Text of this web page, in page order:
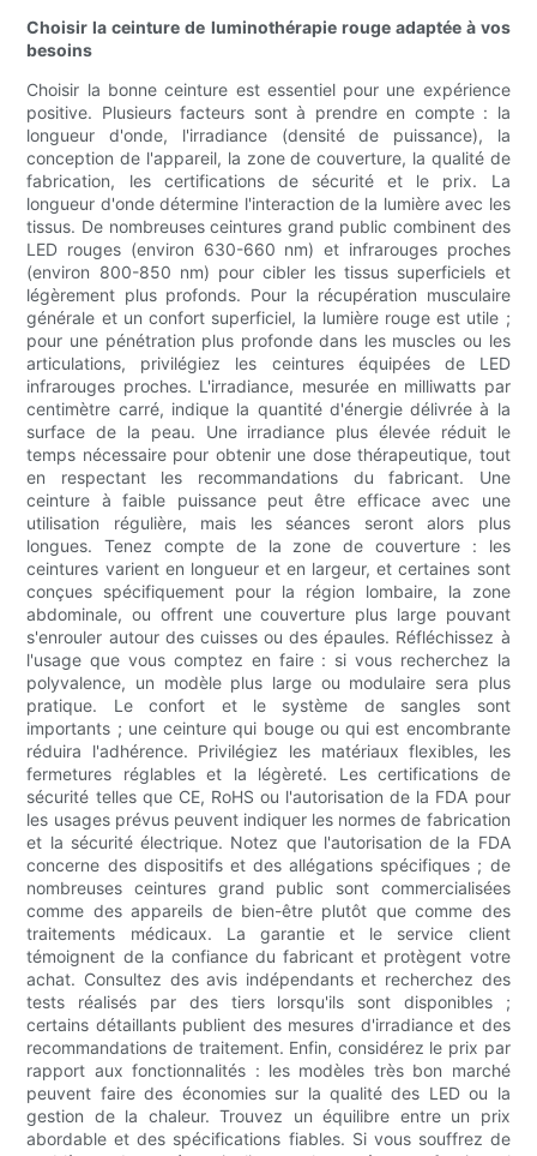
Choisir la ceinture de luminothérapie rouge adaptée à vos
besoins
Choisir la bonne ceinture est essentiel pour une expérience
positive. Plusieurs facteurs sont à prendre en compte : la
longueur d'onde, l'irradiance (densité de puissance), la
conception de l'appareil, la zone de couverture, la qualité de
fabrication, les certifications de sécurité et le prix. La
longueur d'onde détermine l'interaction de la lumière avec les
tissus. De nombreuses ceintures grand public combinent des
LED rouges (environ 630-660 nm) et infrarouges proches
(environ 800-850 nm) pour cibler les tissus superficiels et
légèrement plus profonds. Pour la récupération musculaire
générale et un confort superficiel, la lumière rouge est utile ;
pour une pénétration plus profonde dans les muscles ou les
articulations, privilégiez les ceintures équipées de LED
infrarouges proches. L'irradiance, mesurée en milliwatts par
centimètre carré, indique la quantité d'énergie délivrée à la
surface de la peau. Une irradiance plus élevée réduit le
temps nécessaire pour obtenir une dose thérapeutique, tout
en respectant les recommandations du fabricant. Une
ceinture à faible puissance peut être efficace avec une
utilisation régulière, mais les séances seront alors plus
longues. Tenez compte de la zone de couverture : les
ceintures varient en longueur et en largeur, et certaines sont
conçues spécifiquement pour la région lombaire, la zone
abdominale, ou offrent une couverture plus large pouvant
s'enrouler autour des cuisses ou des épaules. Réfléchissez à
l'usage que vous comptez en faire : si vous recherchez la
polyvalence, un modèle plus large ou modulaire sera plus
pratique. Le confort et le système de sangles sont
importants ; une ceinture qui bouge ou qui est encombrante
réduira l'adhérence. Privilégiez les matériaux flexibles, les
fermetures réglables et la légèreté. Les certifications de
sécurité telles que CE, RoHS ou l'autorisation de la FDA pour
les usages prévus peuvent indiquer les normes de fabrication
et la sécurité électrique. Notez que l'autorisation de la FDA
concerne des dispositifs et des allégations spécifiques ; de
nombreuses ceintures grand public sont commercialisées
comme des appareils de bien-être plutôt que comme des
traitements médicaux. La garantie et le service client
témoignent de la confiance du fabricant et protègent votre
achat. Consultez des avis indépendants et recherchez des
tests réalisés par des tiers lorsqu'ils sont disponibles ;
certains détaillants publient des mesures d'irradiance et des
recommandations de traitement. Enfin, considérez le prix par
rapport aux fonctionnalités : les modèles très bon marché
peuvent faire des économies sur la qualité des LED ou la
gestion de la chaleur. Trouvez un équilibre entre un prix
abordable et des spécifications fiables. Si vous souffrez de